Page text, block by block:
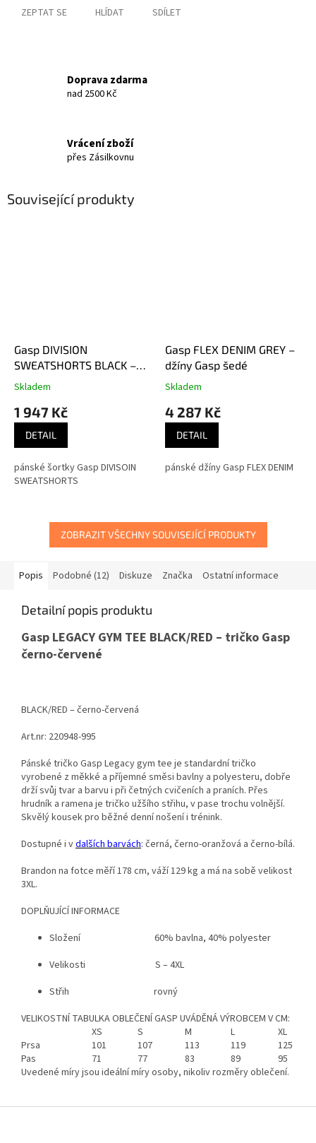
ZEPTAT SE HLÍDAT SDÍLET
Doprava zdarma
nad 2500 Kč
Vrácení zboží
přes Zásilkovnu
Související produkty
Gasp DIVISION
SWEATSHORTS BLACK –
šortky Gasp černé
Skladem
1 947 Kč
DETAIL
pánské šortky Gasp DIVISOIN
SWEATSHORTS
Gasp FLEX DENIM GREY –
džíny Gasp šedé
Skladem
4 287 Kč
DETAIL
pánské džíny Gasp FLEX DENIM
ZOBRAZIT VŠECHNY SOUVISEJÍCÍ PRODUKTY
Popis Podobné (12) Diskuze Značka Ostatní informace
Detailní popis produktu
Gasp LEGACY GYM TEE BLACK/RED – tričko Gasp
černo-červené
BLACK/RED – černo-červená
Art.nr: 220948-995
Pánské tričko Gasp Legacy gym tee je standardní tričko
vyrobené z měkké a příjemné směsi bavlny a polyesteru, dobře
drží svůj tvar a barvu i při četných cvičeních a praních. Přes
hrudník a ramena je tričko užšího střihu, v pase trochu volnější.
Skvělý kousek pro běžné denní nošení i trénink.
Dostupné i vdalších barvách: černá, černo-oranžová a černo-bílá.
Brandon na fotce měří 178 cm, váží 129 kg a má na sobě velikost
3XL.
DOPLŇUJÍCÍ INFORMACE
Složení 60% bavlna, 40% polyester
Velikosti S – 4XL
Střih rovný
VELIKOSTNÍ TABULKA OBLEČENÍ GASP UVÁDĚNÁ VÝROBCEM V CM:
XS
S M L
XL
Prsa
101 107 113 119
125
Pas
71 77 83 89
95
Uvedené míry jsou ideální míry osoby, nikoliv rozměry oblečení.